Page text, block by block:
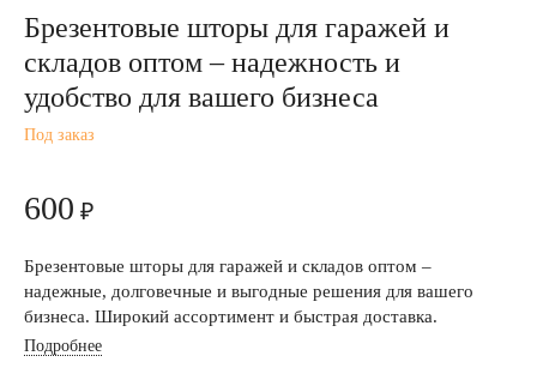
Брезентовые шторы для гаражей и
складов оптом – надежность и
удобство для вашего бизнеса
Под заказ
600 ₽
Брезентовые шторы для гаражей и складов оптом –
надежные, долговечные и выгодные решения для вашего
бизнеса. Широкий ассортимент и быстрая доставка.
Подробнее